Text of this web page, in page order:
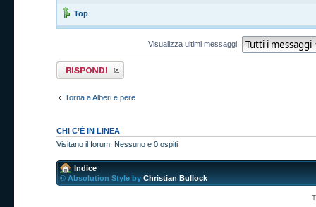
Top
Visualizza ultimi messaggi:
Rispondi al
messaggio
Torna a Alberi e pere
CHI C’È IN LINEA
Visitano il forum: Nessuno e 0 ospiti
Indice
© Absolution Style by Christian Bullock